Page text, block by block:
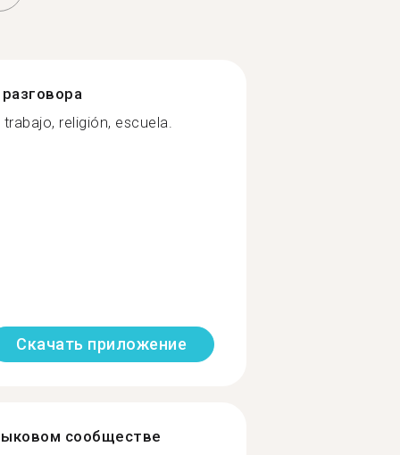
religión, escuela.
Скачать приложение
сообществе